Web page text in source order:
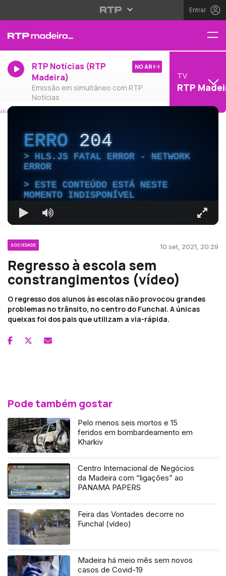
Entrar
RTP Notícias (RTP
Madeira)
Emissão em simultâneo com RTP
Notícias
NO AR
TV
RTP
ERRO204
HLS.JS FATAL ERROR - NETWORK
ERROR
ESTE CONTEÚDO ESTÁ NESTE
MOMENTO INDISPONÍVEL
SOCIEDADE 10 set, 2021, 20:29
Regresso à escola sem
constrangimentos (vídeo)
O regresso dos alunos às escolas não provocou grandes
problemas no trânsito, no centro do Funchal. A únicas
queixas foi dos pais que utilizam a via-rápida.
Pode também gostar
Pelo menos seis mortos e 15
feridos em bombardeamento em
Kharkiv
Centro Internacional de Negócios
da Madeira com “ligações” ao
PANAMA PAPERS
Feira das Vontades decorre no
Funchal (vídeo)
Madeira há meio mês sem novos
casos de Covid-19